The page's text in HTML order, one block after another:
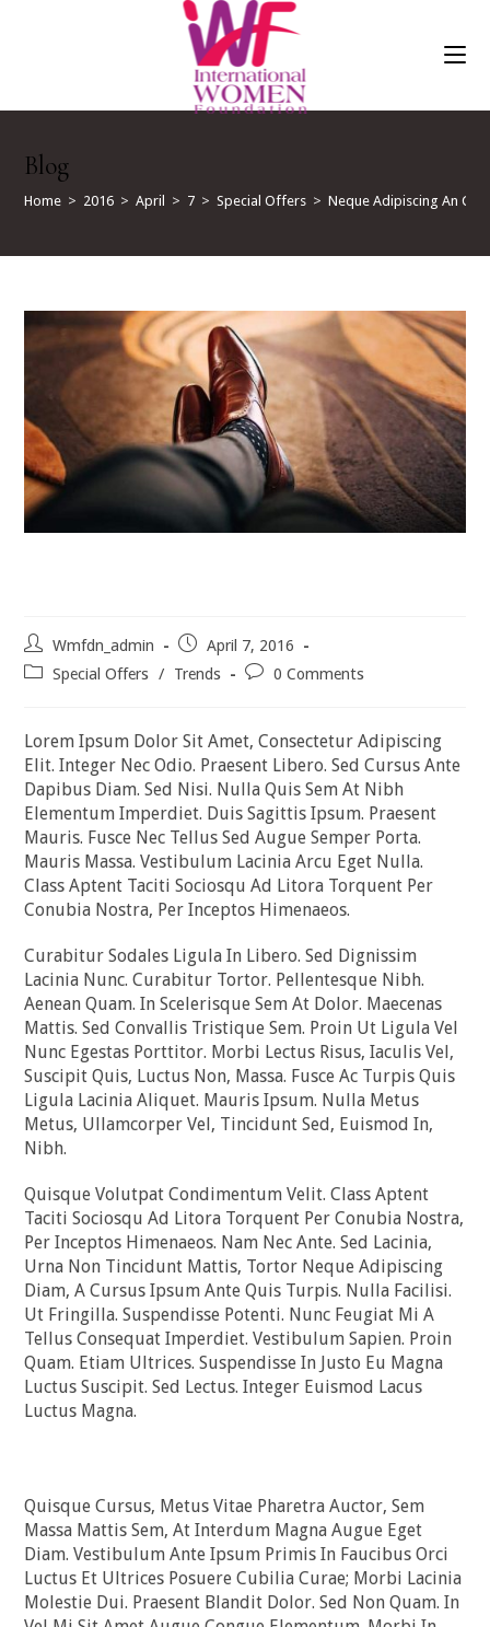
Blog
Home > 2016 > April > 7 > Special Offers > Neque Adipiscing An
Post
Author:
Wmfdn_admin
Post
Published:
April 7, 2016
PostSpecial Offers / Trends
Post0 Comments
Lorem Ipsum Dolor Sit Amet, Consectetur Adipiscing
Elit. Integer Nec Odio. Praesent Libero. Sed Cursus Ante
Dapibus Diam. Sed Nisi. Nulla Quis Sem At Nibh
Elementum Imperdiet. Duis Sagittis Ipsum. Praesent
Mauris. Fusce Nec Tellus Sed Augue Semper Porta.
Mauris Massa. Vestibulum Lacinia Arcu Eget Nulla.
Class Aptent Taciti Sociosqu Ad Litora Torquent Per
Conubia Nostra, Per Inceptos Himenaeos.
Curabitur Sodales Ligula In Libero. Sed Dignissim
Lacinia Nunc. Curabitur Tortor. Pellentesque Nibh.
Aenean Quam. In Scelerisque Sem At Dolor. Maecenas
Mattis. Sed Convallis Tristique Sem. Proin Ut Ligula Vel
Nunc Egestas Porttitor. Morbi Lectus Risus, Iaculis Vel,
Suscipit Quis, Luctus Non, Massa. Fusce Ac Turpis Quis
Ligula Lacinia Aliquet. Mauris Ipsum. Nulla Metus
Metus, Ullamcorper Vel, Tincidunt Sed, Euismod In,
Nibh.
Quisque Volutpat Condimentum Velit. Class Aptent
Taciti Sociosqu Ad Litora Torquent Per Conubia Nostra,
Per Inceptos Himenaeos. Nam Nec Ante. Sed Lacinia,
Urna Non Tincidunt Mattis, Tortor Neque Adipiscing
Diam, A Cursus Ipsum Ante Quis Turpis. Nulla Facilisi.
Ut Fringilla. Suspendisse Potenti. Nunc Feugiat Mi A
Tellus Consequat Imperdiet. Vestibulum Sapien. Proin
Quam. Etiam Ultrices. Suspendisse In Justo Eu Magna
Luctus Suscipit. Sed Lectus. Integer Euismod Lacus
Luctus Magna.
Quisque Cursus, Metus Vitae Pharetra Auctor, Sem
Massa Mattis Sem, At Interdum Magna Augue Eget
Diam. Vestibulum Ante Ipsum Primis In Faucibus Orci
Luctus Et Ultrices Posuere Cubilia Curae; Morbi Lacinia
Molestie Dui. Praesent Blandit Dolor. Sed Non Quam. In